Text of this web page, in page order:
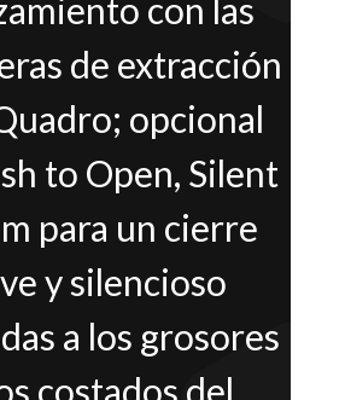
con las
de extracción
opcional
to Open, Silent
para un cierre
y silencioso
a los grosores
costados del